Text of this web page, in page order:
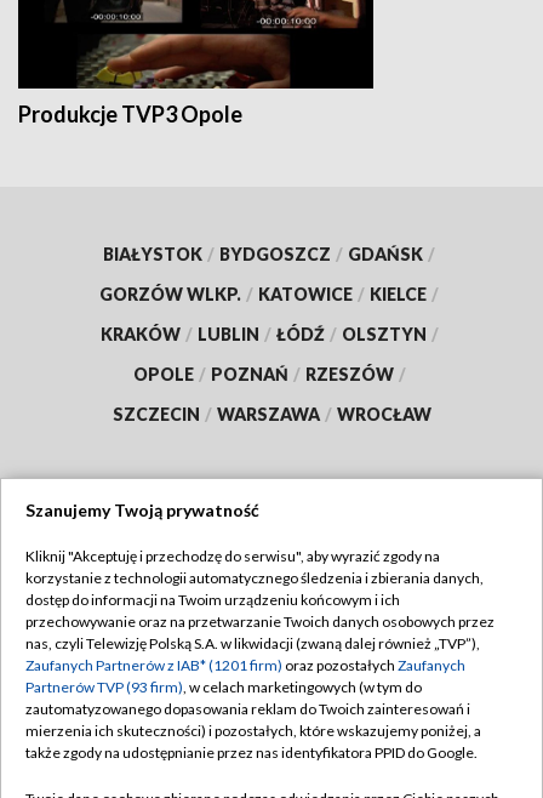
Produkcje TVP3 Opole
BIAŁYSTOK / BYDGOSZCZ / GDAŃSK /
GORZÓW WLKP. / KATOWICE / KIELCE /
KRAKÓW / LUBLIN / ŁÓDŹ / OLSZTYN /
OPOLE / POZNAŃ / RZESZÓW /
SZCZECIN / WARSZAWA / WROCŁAW
TVP
Abonament TVP
Emisja w TVP
Centrum informacji TVP
Naziemna Telewizja Cyfrowa
Regulamin TVP
Polityka prywatności
Moje zgody
Pomoc
Szanujemy Twoją prywatność
Kliknij "Akceptuję i przechodzę do serwisu", aby wyrazić zgody na
korzystanie z technologii automatycznego śledzenia i zbierania danych,
dostęp do informacji na Twoim urządzeniu końcowym i ich
przechowywanie oraz na przetwarzanie Twoich danych osobowych przez
nas, czyli Telewizję Polską S.A. w likwidacji (zwaną dalej również „TVP”),
Zaufanych Partnerów z IAB* (1201 firm) oraz pozostałych Zaufanych
Partnerów TVP (93 firm), w celach marketingowych (w tym do
zautomatyzowanego dopasowania reklam do Twoich zainteresowań i
mierzenia ich skuteczności) i pozostałych, które wskazujemy poniżej, a
także zgody na udostępnianie przez nas identyfikatora PPID do Google.